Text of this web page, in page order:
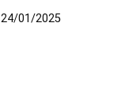
24/01/2025